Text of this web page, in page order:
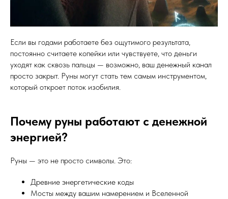
Если вы годами работаете без ощутимого результата,
постоянно считаете копейки или чувствуете, что деньги
уходят как сквозь пальцы — возможно, ваш денежный канал
просто закрыт. Руны могут стать тем самым инструментом,
который откроет поток изобилия.
Почему руны работают с денежной
энергией?
Руны — это не просто символы. Это:
Древние энергетические коды
Мосты между вашим намерением и Вселенной